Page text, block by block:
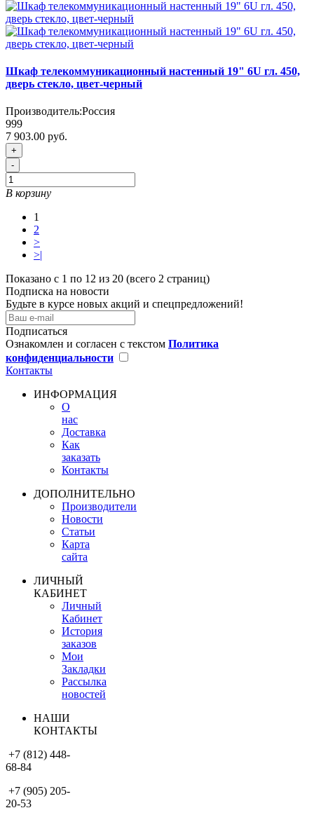
Шкаф телекоммуникационный настенный 19" 6U гл. 450,
дверь стекло, цвет-черный
Производитель:Россия
999
7 903.00 руб.
+
-
В корзину
1
2
>
>|
Показано с 1 по 12 из 20 (всего 2 страниц)
Подписка на новости
Будьте в курсе новых акций и спецпредложений!
Подписаться
Ознакомлен и согласен с текстом Политика
конфиденциальности
Контакты
ИНФОРМАЦИЯ
О
нас
Доставка
Как
заказать
Контакты
ДОПОЛНИТЕЛЬНО
Производители
Новости
Статьи
Карта
сайта
ЛИЧНЫЙ
КАБИНЕТ
Личный
Кабинет
История
заказов
Мои
Закладки
Рассылка
новостей
НАШИ
КОНТАКТЫ
+7 (812) 448-
68-84
+7 (905) 205-
20-53